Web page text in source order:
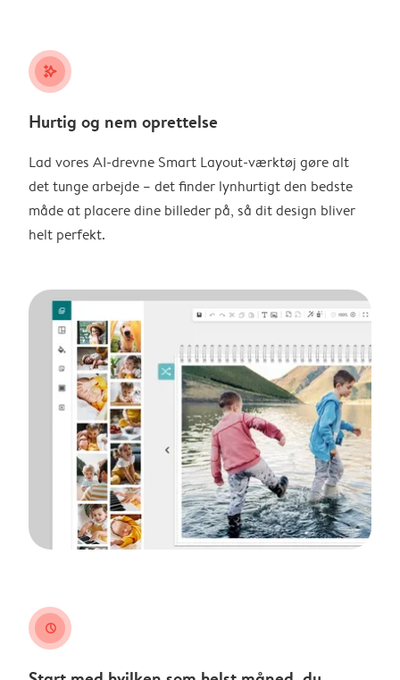
stars_plus
Hurtig og nem oprettelse
Lad vores AI-drevne Smart Layout-værktøj gøre alt
det tunge arbejde – det finder lynhurtigt den bedste
måde at placere dine billeder på, så dit design bliver
helt perfekt.
clock